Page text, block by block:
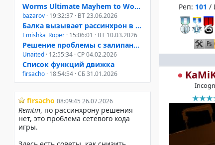
Реп: 101 /
Worms Ultimate Mayhem to Worms 4 Mayhem
bazarov · 19:32:37 · ВТ 23.06.2026
Балка вызывает рассинхрон в онлайне W3D, W4M, WUM
Emishka_Roper · 15:06:01 · ВТ 10.03.2026
Решение проблемы с залипанием клавиш при свернутом окне
Unaited · 12:55:34 · СР 04.02.2026
Список функций движка
firsacho · 18:54:54 · СБ 31.01.2026